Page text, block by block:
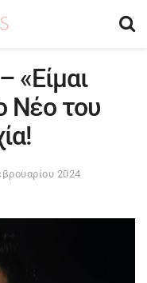
«Είμαι
Νέο του
2024